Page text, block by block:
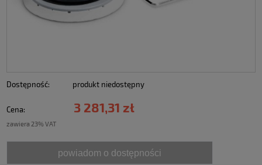
Dostępność: produkt niedostępny
Cena: 3 281,31 zł
zawiera 23% VAT
powiadom o dostępności